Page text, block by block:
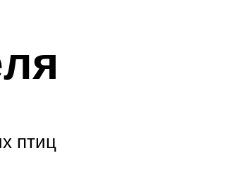
птиц